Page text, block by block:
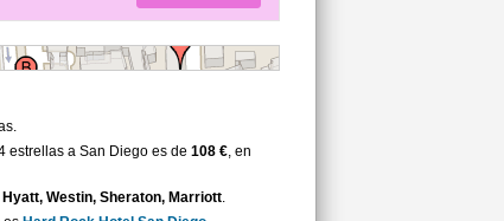
estrellas a San Diego es de108 €, en
Hyatt, Westin, Sheraton, Marriott.